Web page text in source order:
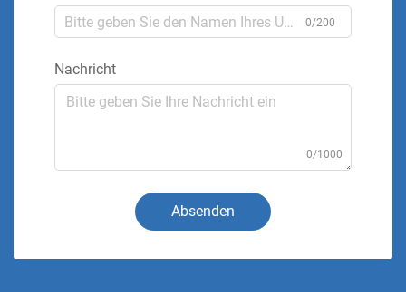
0/200
Nachricht
0/1000
Absenden